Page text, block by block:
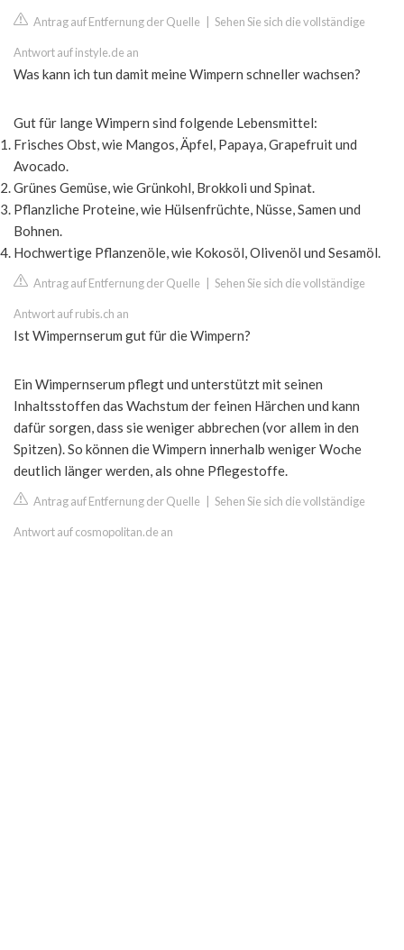
Antrag auf Entfernung der Quelle Sehen Sie sich die vollständige
Antwort auf instyle.de an
Was kann ich tun damit meine Wimpern schneller wachsen?
Gut für lange Wimpern sind folgende Lebensmittel:
Frisches Obst, wie Mangos, Äpfel, Papaya, Grapefruit und
Avocado.
Grünes Gemüse, wie Grünkohl, Brokkoli und Spinat.
Pflanzliche Proteine, wie Hülsenfrüchte, Nüsse, Samen und
Bohnen.
Hochwertige Pflanzenöle, wie Kokosöl, Olivenöl und Sesamöl.
Antrag auf Entfernung der Quelle Sehen Sie sich die vollständige
Antwort auf rubis.ch an
Ist Wimpernserum gut für die Wimpern?
Ein Wimpernserum pflegt und unterstützt mit seinen
Inhaltsstoffen das Wachstum der feinen Härchen und kann
dafür sorgen, dass sie weniger abbrechen (vor allem in den
Spitzen). So können die Wimpern innerhalb weniger Woche
deutlich länger werden, als ohne Pflegestoffe.
Antrag auf Entfernung der Quelle Sehen Sie sich die vollständige
Antwort auf cosmopolitan.de an